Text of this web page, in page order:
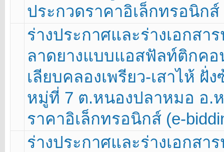
ประกวดราคาอิเล็กทรอนิก
ร่างประกาศและร่างเอกสา
ลาดยางแบบแอสฟัลท์ติกคอ
เลียบคลองเพรียว-เสาไห้
หมู่ที่ 7 ต.หนองปลาหมอ อ.
ราคาอิเล็กทรอนิกส์ (e-
ร่างประกาศและร่างเอกสา